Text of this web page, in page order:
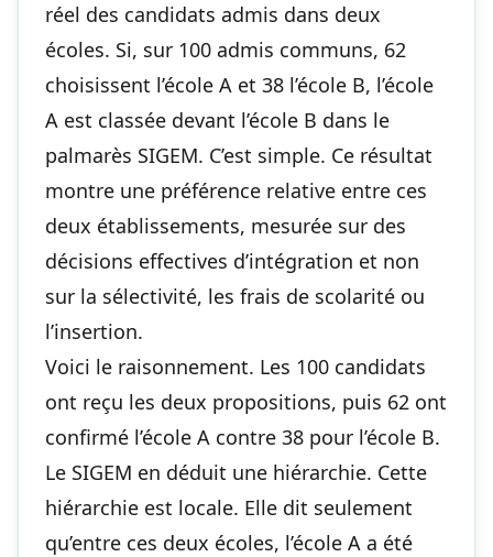
réel des candidats admis dans deux
écoles. Si, sur 100 admis communs, 62
choisissent l’école A et 38 l’école B, l’école
A est classée devant l’école B dans le
palmarès SIGEM. C’est simple. Ce résultat
montre une préférence relative entre ces
deux établissements, mesurée sur des
décisions effectives d’intégration et non
sur la sélectivité, les frais de scolarité ou
l’insertion.
Voici le raisonnement. Les 100 candidats
ont reçu les deux propositions, puis 62 ont
confirmé l’école A contre 38 pour l’école B.
Le SIGEM en déduit une hiérarchie. Cette
hiérarchie est locale. Elle dit seulement
qu’entre ces deux écoles, l’école A a été